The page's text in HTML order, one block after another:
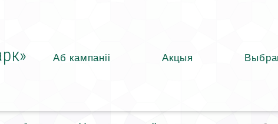
Аб кампаніі Акцыя